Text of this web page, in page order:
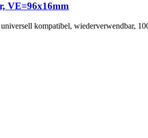
VE=96x16mm
kompatibel, wiederverwendbar,